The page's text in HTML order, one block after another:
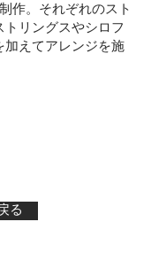
作。それぞれのスト
リングスやシロフ
加えてアレンジを施
る